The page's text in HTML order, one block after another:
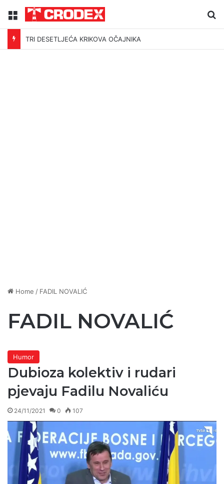
Menu
TRI DESETLJEĆA KRIKOVA OČAJNIKA
Home / FADIL NOVALIĆ
FADIL NOVALIĆ
Humor
Dubioza kolektiv i rudari
pjevaju Fadilu Novaliću
24/11/2021 0 107